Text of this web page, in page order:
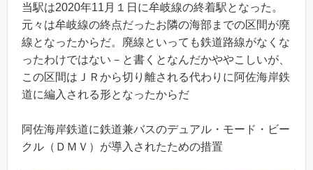
当駅は2020年11月１日に牟岐線の終着駅となった。
元々は牟岐線の終点だったお隣の海部までの区間が廃
線となったからだ。廃線といっても鉄道路線がなくな
ったわけではない－と書くとなんだかややこしいが、
この区間はＪＲから切り離される代わりに阿佐海岸鉄
道に編入される形となったからだ
阿佐海岸鉄道に鉄道兼バスのデュアル・モード・ビー
クル（ＤＭＶ）が導入されたための措置